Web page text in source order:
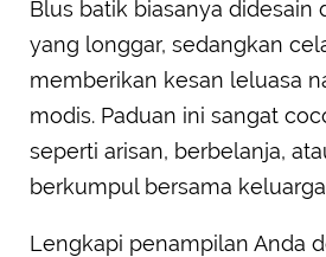
Blus batik biasanya didesain
yang longgar, sedangkan
memberikan kesan leluasa
modis. Paduan ini sangat
seperti arisan, berbelanja,
berkumpul bersama
Lengkapi penampilan Anda